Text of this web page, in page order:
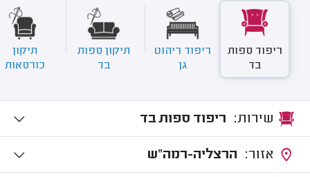
ריפוד ספות
בד
ריפוד ריהוט
גן
תיקון ספות
בד
תיקון
כורסאות
ריפוד ספות בד
הרצליה-רמה"ש